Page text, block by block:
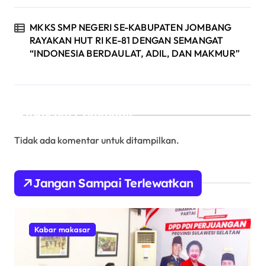
MKKS SMP NEGERI SE-KABUPATEN JOMBANG
RAYAKAN HUT RI KE-81 DENGAN SEMANGAT
“INDONESIA BERDAULAT, ADIL, DAN MAKMUR”
Recent Comments
Tidak ada komentar untuk ditampilkan.
Jangan Sampai Terlewatkan
Kabar makasar